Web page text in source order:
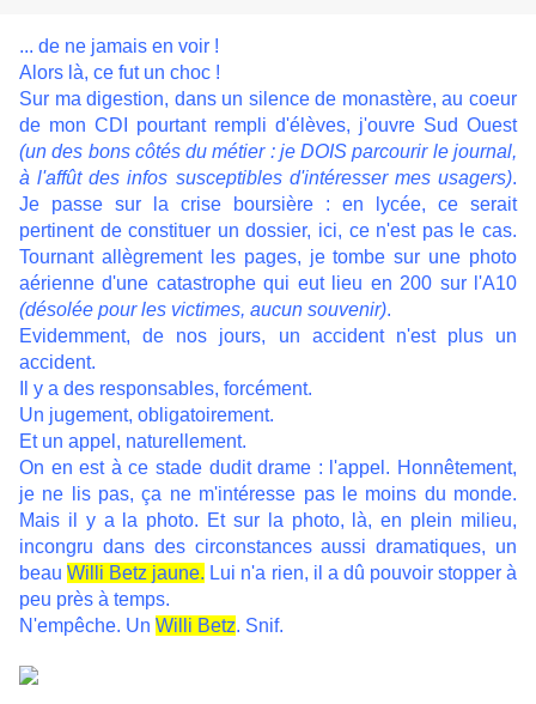
... de ne jamais en voir !
Alors là, ce fut un choc !
Sur ma digestion, dans un silence de monastère, au coeur
de mon CDI pourtant rempli d'élèves, j'ouvre Sud Ouest
(un des bons côtés du métier : je DOIS parcourir le journal,
à l'affût des infos susceptibles d'intéresser mes usagers).
Je passe sur la crise boursière : en lycée, ce serait
pertinent de constituer un dossier, ici, ce n'est pas le cas.
Tournant allègrement les pages, je tombe sur une photo
aérienne d'une catastrophe qui eut lieu en 200 sur l'A10
(désolée pour les victimes, aucun souvenir).
Evidemment, de nos jours, un accident n'est plus un
accident.
Il y a des responsables, forcément.
Un jugement, obligatoirement.
Et un appel, naturellement.
On en est à ce stade dudit drame : l'appel. Honnêtement,
je ne lis pas, ça ne m'intéresse pas le moins du monde.
Mais il y a la photo. Et sur la photo, là, en plein milieu,
incongru dans des circonstances aussi dramatiques, un
beauWilli Betz jaune. Lui n'a rien, il a dû pouvoir stopper à
peu près à temps.
N'empêche. Un Willi Betz. Snif.